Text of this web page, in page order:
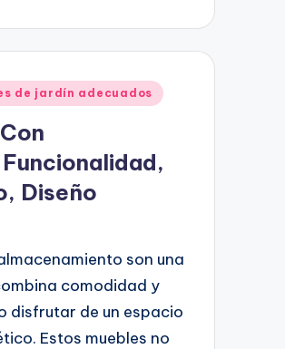
de jardín adecuados
Diseño
son una
comodidad y
disfrutar de un espacio
Estos muebles no